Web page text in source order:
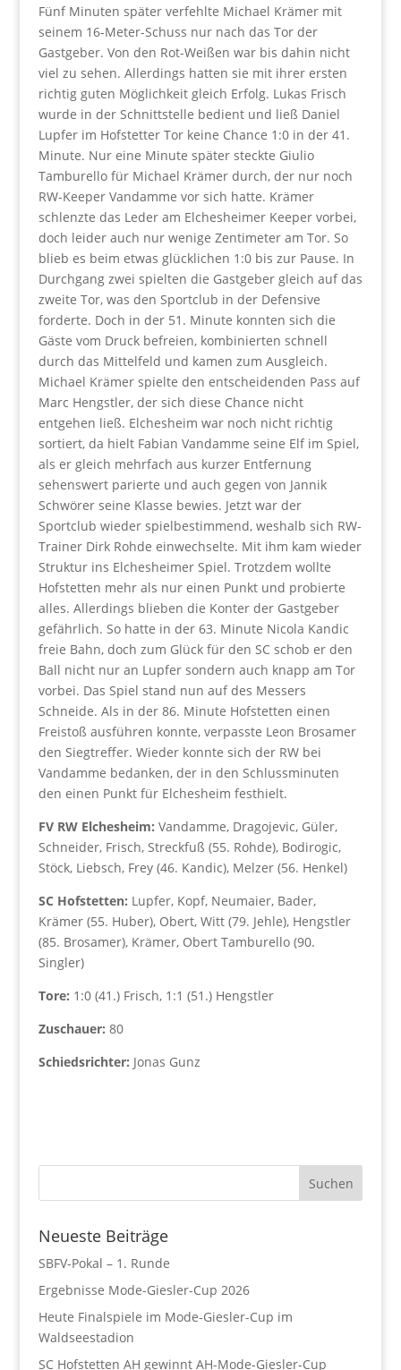
Fünf Minuten später verfehlte Michael Krämer mit
seinem 16-Meter-Schuss nur nach das Tor der
Gastgeber. Von den Rot-Weißen war bis dahin nicht
viel zu sehen. Allerdings hatten sie mit ihrer ersten
richtig guten Möglichkeit gleich Erfolg. Lukas Frisch
wurde in der Schnittstelle bedient und ließ Daniel
Lupfer im Hofstetter Tor keine Chance 1:0 in der 41.
Minute. Nur eine Minute später steckte Giulio
Tamburello für Michael Krämer durch, der nur noch
RW-Keeper Vandamme vor sich hatte. Krämer
schlenzte das Leder am Elchesheimer Keeper vorbei,
doch leider auch nur wenige Zentimeter am Tor. So
blieb es beim etwas glücklichen 1:0 bis zur Pause. In
Durchgang zwei spielten die Gastgeber gleich auf das
zweite Tor, was den Sportclub in der Defensive
forderte. Doch in der 51. Minute konnten sich die
Gäste vom Druck befreien, kombinierten schnell
durch das Mittelfeld und kamen zum Ausgleich.
Michael Krämer spielte den entscheidenden Pass auf
Marc Hengstler, der sich diese Chance nicht
entgehen ließ. Elchesheim war noch nicht richtig
sortiert, da hielt Fabian Vandamme seine Elf im Spiel,
als er gleich mehrfach aus kurzer Entfernung
sehenswert parierte und auch gegen von Jannik
Schwörer seine Klasse bewies. Jetzt war der
Sportclub wieder spielbestimmend, weshalb sich RW-
Trainer Dirk Rohde einwechselte. Mit ihm kam wieder
Struktur ins Elchesheimer Spiel. Trotzdem wollte
Hofstetten mehr als nur einen Punkt und probierte
alles. Allerdings blieben die Konter der Gastgeber
gefährlich. So hatte in der 63. Minute Nicola Kandic
freie Bahn, doch zum Glück für den SC schob er den
Ball nicht nur an Lupfer sondern auch knapp am Tor
vorbei. Das Spiel stand nun auf des Messers
Schneide. Als in der 86. Minute Hofstetten einen
Freistoß ausführen konnte, verpasste Leon Brosamer
den Siegtreffer. Wieder konnte sich der RW bei
Vandamme bedanken, der in den Schlussminuten
den einen Punkt für Elchesheim festhielt.
FV RW Elchesheim: Vandamme, Dragojevic, Güler,
Schneider, Frisch, Streckfuß (55. Rohde), Bodirogic,
Stöck, Liebsch, Frey (46. Kandic), Melzer (56. Henkel)
SC Hofstetten: Lupfer, Kopf, Neumaier, Bader,
Krämer (55. Huber), Obert, Witt (79. Jehle), Hengstler
(85. Brosamer), Krämer, Obert Tamburello (90.
Singler)
Tore: 1:0 (41.) Frisch, 1:1 (51.) Hengstler
Zuschauer: 80
Schiedsrichter: Jonas Gunz
Neueste Beiträge
SBFV-Pokal – 1. Runde
Ergebnisse Mode-Giesler-Cup 2026
Heute Finalspiele im Mode-Giesler-Cup im
Waldseestadion
SC Hofstetten AH gewinnt AH-Mode-Giesler-Cup